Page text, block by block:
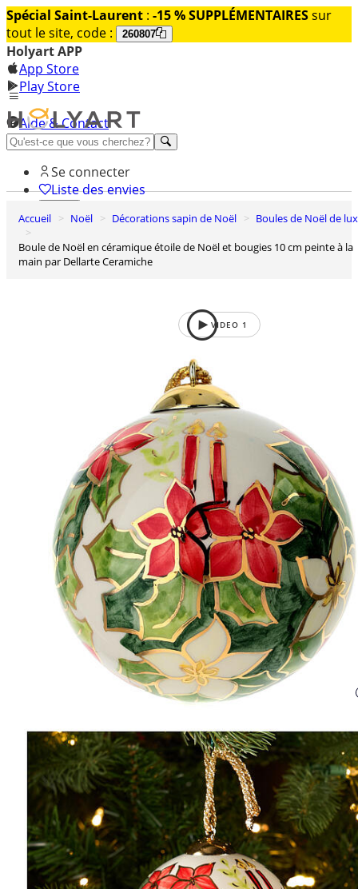
Spécial Saint-Laurent : -15 % SUPPLÉMENTAIRESsur
tout le site, code :
260807
Holyart APP
App Store
Play Store
Aide & Contact
Découvrez Premium
Se connecter
Liste des envies
0
Accueil Noël Décorations sapin de Noël
Boules de Noël de
Boule de Noël en céramique étoile de Noël et bougies 10 cm peinte à la
main par Dellarte Ceramiche
VIDEO 1